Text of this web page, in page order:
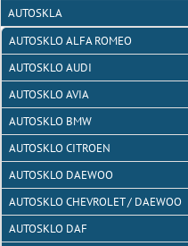
AUTOSKLA
AUTOSKLO ALFA ROMEO
AUTOSKLO AUDI
AUTOSKLO AVIA
AUTOSKLO BMW
AUTOSKLO CITROEN
AUTOSKLO DAEWOO
AUTOSKLO CHEVROLET / DAEWOO
AUTOSKLO DAF